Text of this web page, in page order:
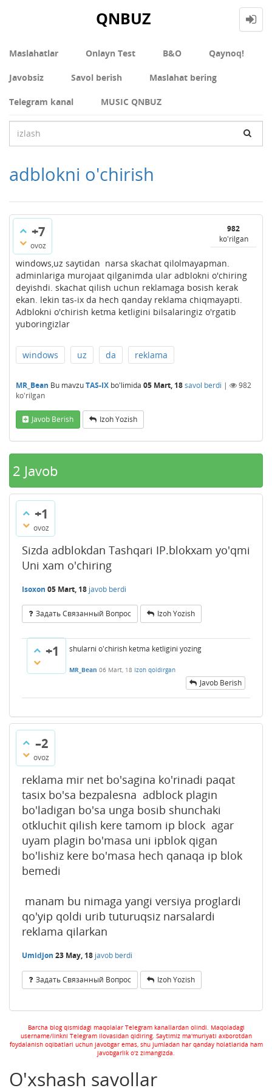
QNBUZ
Maslahatlar Onlayn Test В&О Qaynoq!
Javobsiz Savol berish Maslahat bering
Telegram kanal MUSIC QNBUZ
adblokni o'chirish
+7
ovoz
982
ko'rilgan
windows,uz saytidan narsa skachat qilolmayapman.
adminlariga murojaat qilganimda ular adblokni o'chiring
deyishdi. skachat qilish uchun reklamaga bosish kerak
ekan. lekin tas-ix da hech qanday reklama chiqmayapti.
Adblokni o'chirish ketma ketligini bilsalaringiz o'rgatib
yuboringizlar
windows uz da reklama
MR_Bean Bu mavzuTAS-IX bo'limida 05 Mart, 18savol berdi |
982
ko'rilgan
Javob Berish Izoh Yozish
2 Javob
+1
ovoz
Sizda adblokdan Tashqari IP.blokxam yo'qmi
Uni xam o'chiring
Isoxon 05 Mart, 18 javob berdi
Задать Связанный Вопрос Izoh Yozish
+1 shularni o'chirish ketma ketligini yozing
MR_Bean 06 Mart, 18 Izoh qoldirgan
Javob Berish
–2
ovoz
reklama mir net bo'sagina ko'rinadi paqat
tasix bo'sa bezpalesna adblock plagin
bo'ladigan bo'sa unga bosib shunchaki
otkluchit qilish kere tamom ip block agar
uyam plagin bo'masa uni ipblok qigan
bo'lishiz kere bo'masa hech qanaqa ip blok
bemedi
manam bu nimaga yangi versiya proglardi
qo'yip qoldi urib tuturuqsiz narsalardi
reklama qilarkan
Umidjon 23 May, 18 javob berdi
Задать Связанный Вопрос Izoh Yozish
Barcha blog qismidagi maqolalar Telegram kanallardan olindi. Maqoladagi
username/linkni Telegram ilovasidan qidiring. Saytimiz ma'muriyati axborotdan
foydalanish oqibatlari uchun javobgar emas, shu jumladan har qanday holatlarida ham
javobgarlik o'z zimangizda.
O'xshash savollar